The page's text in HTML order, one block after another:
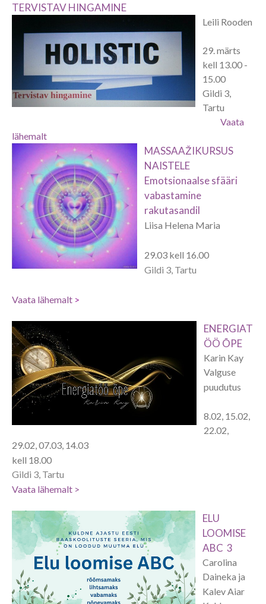
TERVISTAV HINGAMINE
Leili Rooden
29. märts
kell 13.00 -
15.00
Gildi 3,
Tartu
Vaata
lähemalt
MASSAAŽIKURSUS
NAISTELE
Emotsionaalse sfääri
vabastamine
rakutasandil
Liisa Helena Maria
29.03 kell 16.00
Gildi 3, Tartu
Vaata lähemalt >
ENERGIAT
ÖÖ ÕPE
Karin Kay
Valguse
puudutus
8.02, 15.02,
22.02,
29.02, 07.03, 14.03
kell 18.00
Gildi 3, Tartu
Vaata lähemalt >
ELU
LOOMISE
ABC 3
Carolina
Daineka ja
Kalev Aiar